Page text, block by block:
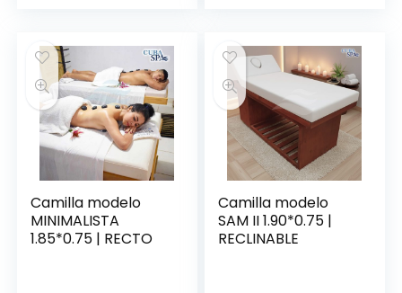
Camilla modelo
MINIMALISTA
1.85*0.75 | RECTO
Camilla modelo
SAM II 1.90*0.75 |
RECLINABLE